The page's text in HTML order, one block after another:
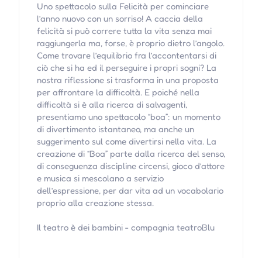
Uno spettacolo sulla Felicità per cominciare
l’anno nuovo con un sorriso! A caccia della
felicità si può correre tutta la vita senza mai
raggiungerla ma, forse, è proprio dietro l’angolo.
Come trovare l’equilibrio fra l’accontentarsi di
ciò che si ha ed il perseguire i propri sogni? La
nostra riflessione si trasforma in una proposta
per affrontare la difficoltà. E poiché nella
difficoltà si è alla ricerca di salvagenti,
presentiamo uno spettacolo “boa”: un momento
di divertimento istantaneo, ma anche un
suggerimento sul come divertirsi nella vita. La
creazione di “Boa” parte dalla ricerca del senso,
di conseguenza discipline circensi, gioco d’attore
e musica si mescolano a servizio
dell’espressione, per dar vita ad un vocabolario
proprio alla creazione stessa.
Il teatro è dei bambini - compagnia teatroBlu